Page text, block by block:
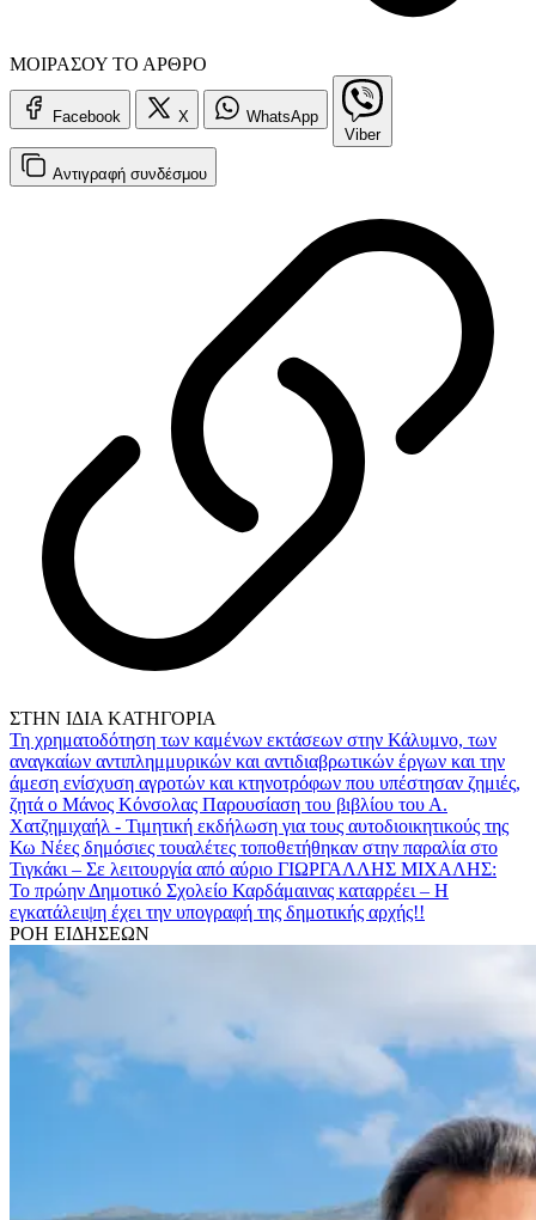
ΜΟΙΡΑΣΟΥ ΤΟ ΑΡΘΡΟ
Facebook X
WhatsApp
Viber
Αντιγραφή συνδέσμου
ΣΤΗΝ ΙΔΙΑ ΚΑΤΗΓΟΡΙΑ
Τη χρηματοδότηση των καμένων εκτάσεων στην Κάλυμνο, των
αναγκαίων αντιπλημμυρικών και αντιδιαβρωτικών έργων και την
άμεση ενίσχυση αγροτών και κτηνοτρόφων που υπέστησαν ζημιές,
ζητά ο Μάνος Κόνσολας Παρουσίαση του βιβλίου του Α.
Χατζημιχαήλ - Τιμητική εκδήλωση για τους αυτοδιοικητικούς της
Κω Νέες δημόσιες τουαλέτες τοποθετήθηκαν στην παραλία στο
Τιγκάκι – Σε λειτουργία από αύριο ΓΙΩΡΓΑΛΛΗΣ ΜΙΧΑΛΗΣ:
Το πρώην Δημοτικό Σχολείο Καρδάμαινας καταρρέει – Η
εγκατάλειψη έχει την υπογραφή της δημοτικής αρχής!!
ΡΟΗ ΕΙΔΗΣΕΩΝ